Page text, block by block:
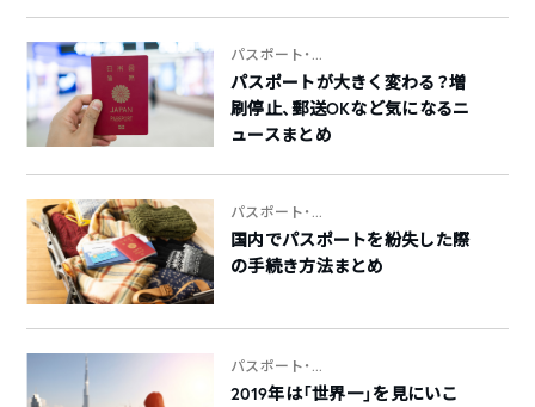
パスポート・...
パスポートが大きく変わる？増
刷停止、郵送OKなど気になるニ
ュースまとめ
パスポート・...
国内でパスポートを紛失した際
の手続き方法まとめ
パスポート・...
2019年は「世界一」を見にいこ